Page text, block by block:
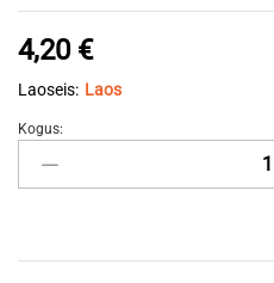
4,20 €
Laoseis: Laos
Laager
608
8x22x7
Kogus: